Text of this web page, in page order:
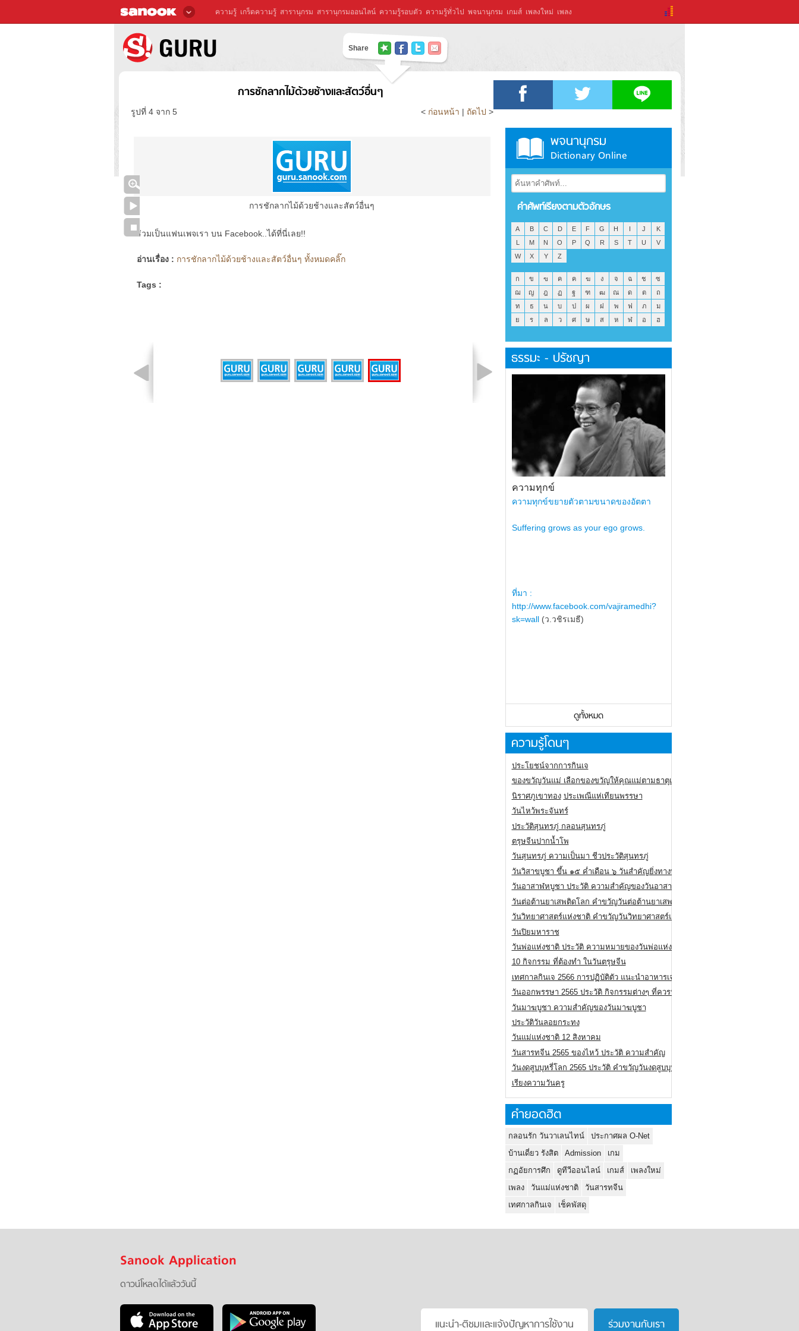
ความรู้ เกร็ดความรู้ สารานุกรม สารานุกรมออนไลน์ ความรู้รอบตัว ความรู้ทั่วไป พจนานุกรม เกมส์ เพลงใหม่ เพลง
Share
การชักลากไม้ด้วยช้างและสัตว์อื่นๆ
รูปที่ 4 จาก 5 < ก่อนหน้า | ถัดไป >
การชักลากไม้ด้วยช้างและสัตว์อื่นๆ
ร่วมเป็นแฟนเพจเรา บน Facebook..ได้ที่นี่เลย!!
อ่านเรื่อง : การชักลากไม้ด้วยช้างและสัตว์อื่นๆ ทั้งหมดคลิ๊ก
Tags :
พจนานุกรม
Dictionary Online
คำศัพท์เรียงตามตัวอักษร
A B C D E F G H I J
K
L
M N O P Q R S T U
V
W
X Y Z
ก ข ฃ ค ฅ ฆ ง จ ฉ ช
ซ
ฌ
ญ ฎ ฏ ฐ ฑ ฒ ณ ด ต
ถ
ท
ธ น บ ป ผ ฝ พ ฟ ภ
ม
ย
ร ล ว ศ ษ ส ห ฬ อ ฮ
ธรรมะ - ปรัชญา
ความทุกข์
ความทุกข์ขยายตัวตามขนาดของอัตตา
Suffering grows as your ego grows.
ที่มา :
http://www.facebook.com/vajiramedhi?
sk=wall (ว.วชิรเมธี)
ดูทั้งหมด
ความรู้โดนๆ
ประโยชน์จากการกินเจ
ของขวัญวันแม่ เลือกของขวัญให้คุณแม่ตามธาตุเกิด
นิราศภูเขาทอง ประเพณีแห่เทียนพรรษา
วันไหว้พระจันทร์
ประวัติสุนทรภู่ กลอนสุนทรภู่
ตรุษจีนปากน้ำโพ
วันสุนทรภู่ ความเป็นมา ชีวประวัติสุนทรภู่
วันวิสาขบูชา ขึ้น ๑๕ ค่ำเดือน ๖ วันสำคัญยิ่งทางพระพุทธศาสนา
วันอาสาฬหบูชา ประวัติ ความสําคัญของวันอาสาฬหบูชา
วันต่อต้านยาเสพติดโลก คำขวัญวันต่อต้านยาเสพติดสากล
วันวิทยาศาสตร์แห่งชาติ คำขวัญวันวิทยาศาสตร์แห่งชาติ
วันปิยมหาราช
วันพ่อแห่งชาติ ประวัติ ความหมายของวันพ่อแห่งชาติ
10 กิจกรรม ที่ต้องทำ ในวันตรุษจีน
เทศกาลกินเจ 2566 การปฏิบัติตัว แนะนำอาหารเจ
วันออกพรรษา 2565 ประวัติ กิจกรรมต่างๆ ที่ควรปฏิบัติ
วันมาฆบูชา ความสำคัญของวันมาฆบูชา
ประวัติวันลอยกระทง
วันแม่แห่งชาติ 12 สิงหาคม
วันสารทจีน 2565 ของไหว้ ประวัติ ความสำคัญ
วันงดสูบบุหรี่โลก 2565 ประวัติ คำขวัญวันงดสูบบุหรี่โลก
เรียงความวันครู
คำยอดฮิต
กลอนรัก วันวาเลนไทน์
ประกาศผล O-Net
บ้านเดี่ยว รังสิต
Admission
เกม
กฏอัยการศึก
ดูทีวีออนไลน์ เกมส์
เพลงใหม่
เพลง
วันแม่แห่งชาติ
วันสารทจีน
เทศกาลกินเจ
เช็คพัสดุ
Sanook Application
ดาวน์โหลดได้แล้ววันนี้
แนะนำ-ติชมเเละแจ้งปัญหาการใช้งาน ร่วมงานกับเรา